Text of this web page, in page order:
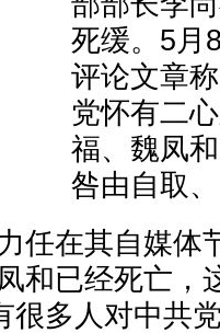
死缓。5月
评论文章
党怀有二
福、魏凤
咎由自取
任在其自媒体
和已经死亡，
很多人对中共